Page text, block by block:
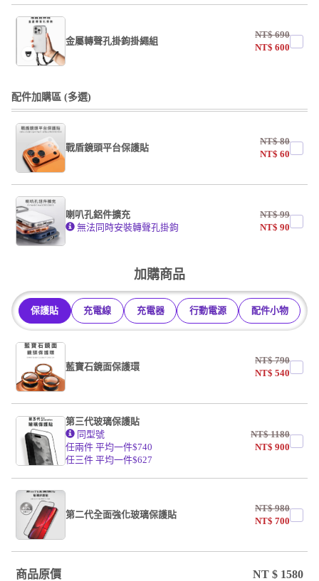
undefined / undefined
掛繩
金屬轉聲孔掛鉤掛繩組
NT$690
NT$600
掛繩
undefined / undefined
配件加購區 (多選)
戰盾鏡頭平台保護貼
NT$80
NT$60
系列
喇叭孔鋁件擴充
無法同時安裝轉聲孔掛鉤
NT$99
NT$90
加購商品
保護貼 充電線 充電器 行動電源 配件小物
藍寶石鏡面保護環
NT$790
NT$540
第三代玻璃保護貼
同型號
任兩件 平均一件$740
任三件 平均一件$627
NT$1180
NT$900
第二代全面強化玻璃保護貼
NT$980
NT$700
商品原價 NT $ 1580